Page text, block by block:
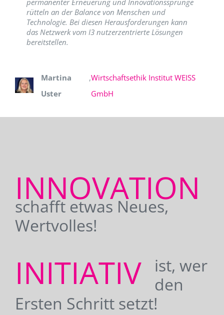
permanenter Erneuerung und Innovationssprünge
rütteln an der Balance von Menschen und
Technologie. Bei diesen Herausforderungen kann
das Netzwerk vom I3 nutzerzentrierte Lösungen
bereitstellen.
Martina
Uster
,Wirtschaftsethik Institut WEISS
GmbH
INNOVATION
schafft etwas Neues,
Wertvolles!
INITIATIV
ist, wer
den
Ersten Schritt setzt!